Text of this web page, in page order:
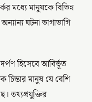
মধ্যে মানুষকে বিভিন্ন
ঘটনা ভাগাভাগি
হিসেবে আবির্ভূত
মানুষ যে বেশি
তথ্যপ্রযুক্তির